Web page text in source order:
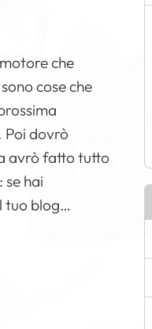
che
cose che
Poi dovrò
avrò fatto tutto
se hai
tuo blog…